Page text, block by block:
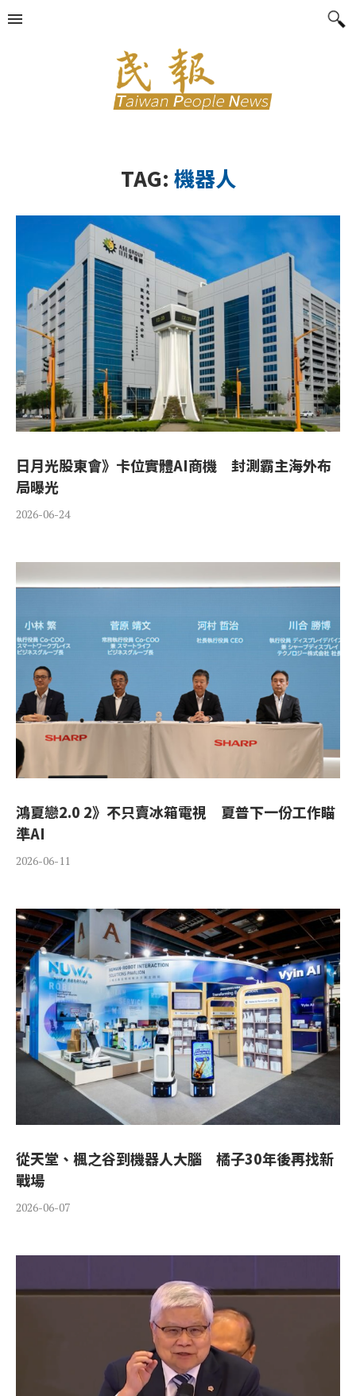
TAG: 機器人
日月光股東會》卡位實體AI商機 封測霸主海外布
局曝光
2026-06-24
鴻夏戀2.0 2》不只賣冰箱電視 夏普下一份工作瞄
準AI
2026-06-11
從天堂、楓之谷到機器人大腦 橘子30年後再找新
戰場
2026-06-07